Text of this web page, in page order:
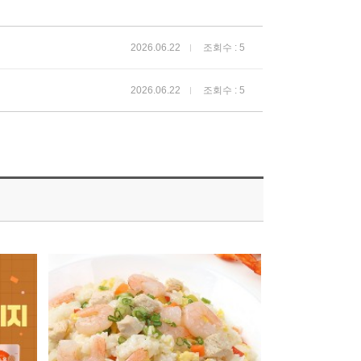
2026.06.22 조회수 : 5
2026.06.22 조회수 : 5